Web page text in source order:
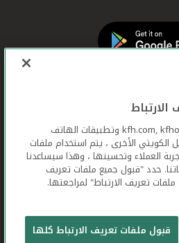
الحقوق محفوظة © 2026
عندما تستخدم ,kfh.com, kfhonline.com وتطبيقات الهاتف
الكويتي الأخرى ، يتم استخدام ملفات
العملاء وتحسينها ، وهذا سيساعدنا
حدد "قبول جميع ملفات تعريف
ملفات تعريف الارتباط" لمراجعتها.
قبول ملفات تعريف الارتباط كلها